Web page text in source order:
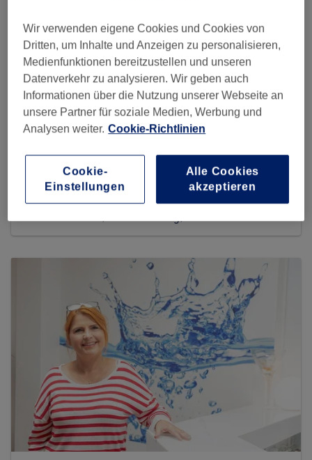
K.C. Skincare & Beauty
472 reviews
Wir verwenden eigene Cookies und Cookies von
Dritten, um Inhalte und Anzeigen zu personalisieren,
Medienfunktionen bereitzustellen und unseren
Datenverkehr zu analysieren. Wir geben auch
Informationen über die Nutzung unserer Webseite an
unsere Partner für soziale Medien, Werbung und
Analysen weiter. Cookie-Richtlinien
Cookie-
Einstellungen
Alle Cookies
akzeptieren